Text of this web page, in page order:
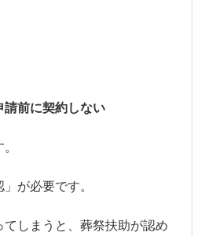
前に契約しない
が必要です。
しまうと、葬祭扶助が認め